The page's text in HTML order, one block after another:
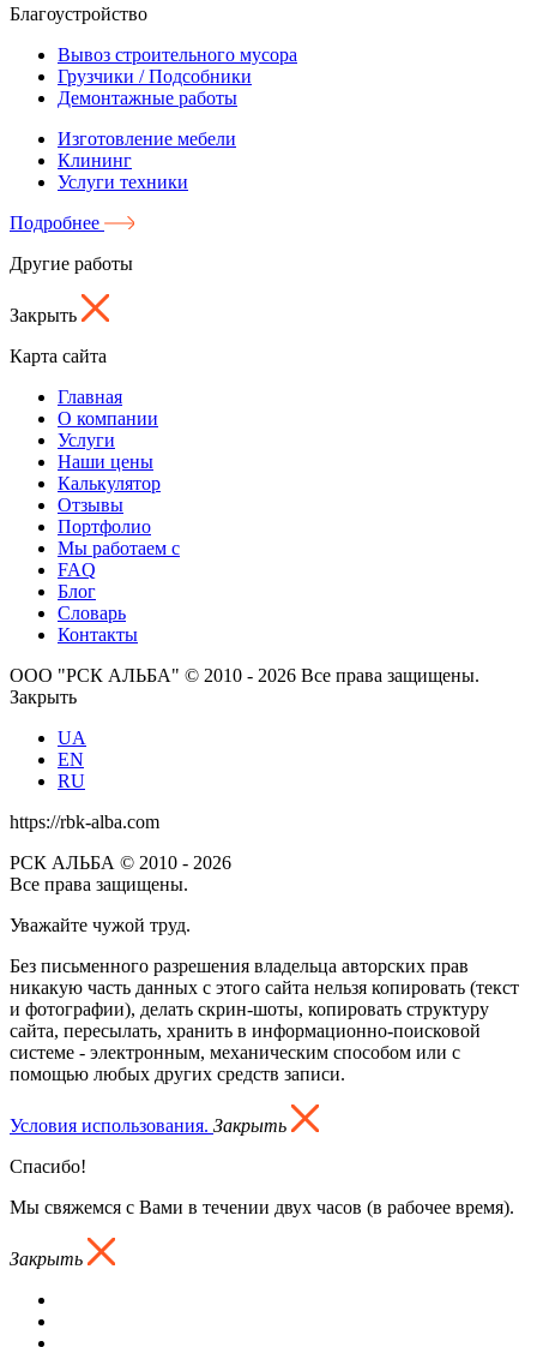
Благоустройство
Вывоз строительного мусора
Грузчики / Подсобники
Демонтажные работы
Изготовление мебели
Клининг
Услуги техники
Подробнее
Другие работы
Закрыть
Карта сайта
Главная
О компании
Услуги
Наши цены
Калькулятор
Отзывы
Портфолио
Мы работаем с
FAQ
Блог
Словарь
Контакты
ООО "РСК АЛЬБА" © 2010 - 2026 Все права защищены.
Закрыть
UA
EN
RU
https://rbk-alba.com
РСК АЛЬБА © 2010 - 2026
Все права защищены.
Уважайте чужой труд.
Без письменного разрешения владельца авторских прав
никакую часть данных с этого сайта нельзя копировать (текст
и фотографии), делать скрин-шоты, копировать структуру
сайта, пересылать, хранить в информационно-поисковой
системе - электронным, механическим способом или с
помощью любых других средств записи.
Условия использования. Закрыть
Спасибо!
Мы свяжемся с Вами в течении двух часов (в рабочее время).
Закрыть